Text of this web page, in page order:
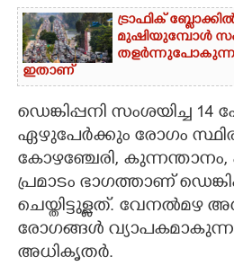
ട്രാഫിക്
മുഷിയുമ്പോൾ
ഇതാണ്
ഡെങ്കിപ്പനി സംശയിച്ച 14
ഏഴുപേർക്കും രോഗം
കോഴഞ്ചേരി, കുന്നന്താനം,
പ്രമാടം ഭാഗത്താണ്
ചെയ്തിട്ടുള്ളത്. വേനൽമഴ
രോഗങ്ങൾ
അധികൃതർ.